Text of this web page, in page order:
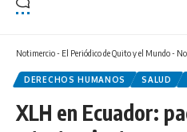
Notimercio - El Periódico de Quito y el Mundo -
DERECHOS HUMANOS SALUD
XLH en Ecuador: